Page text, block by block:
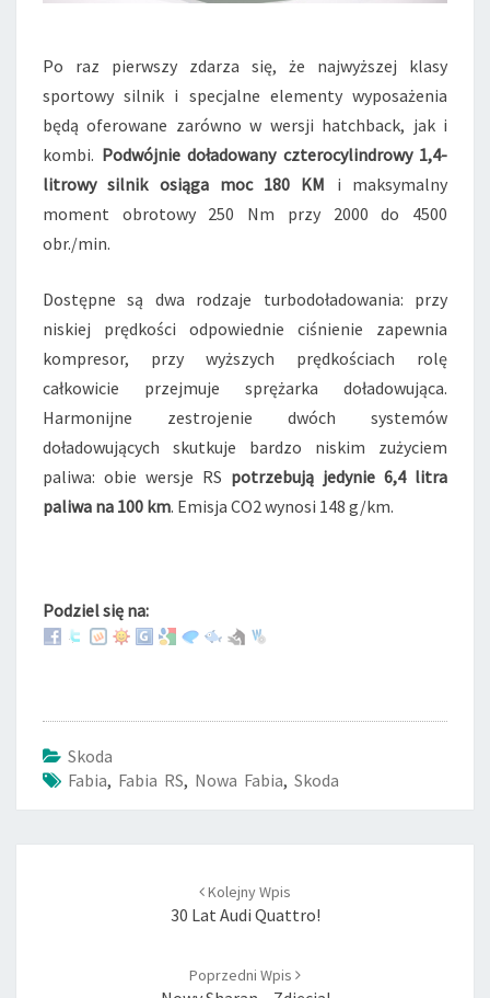
Po raz pierwszy zdarza się, że najwyższej klasy
sportowy silnik i specjalne elementy wyposażenia
będą oferowane zarówno w wersji hatchback, jak i
kombi. Podwójnie doładowany czterocylindrowy 1,4-
litrowy silnik osiąga moc 180 KM i maksymalny
moment obrotowy 250 Nm przy 2000 do 4500
obr./min.
Dostępne są dwa rodzaje turbodoładowania: przy
niskiej prędkości odpowiednie ciśnienie zapewnia
kompresor, przy wyższych prędkościach rolę
całkowicie przejmuje sprężarka doładowująca.
Harmonijne zestrojenie dwóch systemów
doładowujących skutkuje bardzo niskim zużyciem
paliwa: obie wersje RS potrzebują jedynie 6,4 litra
paliwa na 100 km. Emisja CO2 wynosi 148 g/km.
Podziel się na:
Skoda
Fabia, Fabia RS, Nowa Fabia, Skoda
Kolejny Wpis
30 Lat Audi Quattro!
Poprzedni Wpis